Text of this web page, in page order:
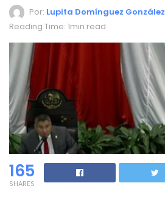
Por: Lupita Domínguez González
Reading Time: 1min read
165
SHARES